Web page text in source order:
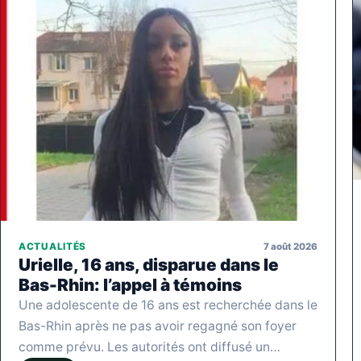
ACTUALITÉS 7 août 2026
Urielle, 16 ans, disparue dans le
Bas-Rhin: l’appel à témoins
Une adolescente de 16 ans est recherchée dans le
Bas-Rhin après ne pas avoir regagné son foyer
comme prévu. Les autorités ont diffusé un…